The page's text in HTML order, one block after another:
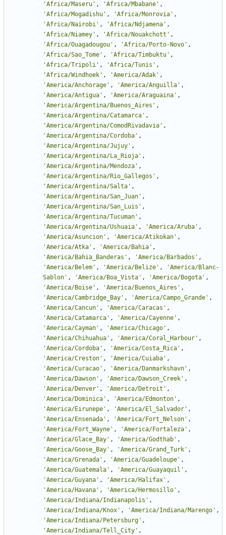
'Africa/Maseru ' , 'Africa/Mbabane ' ,
'Africa/Mogadishu ' , 'Africa/Monrovia ' ,
'Africa/Nairobi ' , 'Africa/Ndjamena ' ,
'Africa/Niamey ' , 'Africa/Nouakchott ' ,
'Africa/Ouagadougou ' , 'Africa/Porto-Novo ' ,
'Africa/Sao_Tome ' , 'Africa/Timbuktu ' ,
'Africa/Tripoli ' , 'Africa/Tunis ' ,
'Africa/Windhoek ' , 'America/Adak ' ,
'America/Anchorage ' , 'America/Anguilla ' ,
'America/Antigua ' , 'America/Araguaina ' ,
'America/Argentina/Buenos_Aires ' ,
'America/Argentina/Catamarca ' ,
'America/Argentina/ComodRivadavia ' ,
'America/Argentina/Cordoba ' ,
'America/Argentina/Jujuy ' ,
'America/Argentina/La_Rioja ' ,
'America/Argentina/Mendoza ' ,
'America/Argentina/Rio_Gallegos ' ,
'America/Argentina/Salta ' ,
'America/Argentina/San_Juan ' ,
'America/Argentina/San_Luis ' ,
'America/Argentina/Tucuman ' ,
'America/Argentina/Ushuaia ' , 'America/Aruba ' ,
'America/Asuncion ' , 'America/Atikokan ' ,
'America/Atka ' , 'America/Bahia ' ,
'America/Bahia_Banderas ' , 'America/Barbados ' ,
'America/Belem ' , 'America/Belize ' , 'America/Blanc-
Sablon ' , 'America/Boa_Vista ' , 'America/Bogota ' ,
'America/Boise ' , 'America/Buenos_Aires ' ,
'America/Cambridge_Bay ' , 'America/Campo_Grande ' ,
'America/Cancun ' , 'America/Caracas ' ,
'America/Catamarca ' , 'America/Cayenne ' ,
'America/Cayman ' , 'America/Chicago ' ,
'America/Chihuahua ' , 'America/Coral_Harbour ' ,
'America/Cordoba ' , 'America/Costa_Rica ' ,
'America/Creston ' , 'America/Cuiaba ' ,
'America/Curacao ' , 'America/Danmarkshavn ' ,
'America/Dawson ' , 'America/Dawson_Creek ' ,
'America/Denver ' , 'America/Detroit ' ,
'America/Dominica ' , 'America/Edmonton ' ,
'America/Eirunepe ' , 'America/El_Salvador ' ,
'America/Ensenada ' , 'America/Fort_Nelson ' ,
'America/Fort_Wayne ' , 'America/Fortaleza ' ,
'America/Glace_Bay ' , 'America/Godthab ' ,
'America/Goose_Bay ' , 'America/Grand_Turk ' ,
'America/Grenada ' , 'America/Guadeloupe ' ,
'America/Guatemala ' , 'America/Guayaquil ' ,
'America/Guyana ' , 'America/Halifax ' ,
'America/Havana ' , 'America/Hermosillo ' ,
'America/Indiana/Indianapolis ' ,
'America/Indiana/Knox ' , 'America/Indiana/Marengo ' ,
'America/Indiana/Petersburg ' ,
'America/Indiana/Tell_City ' ,